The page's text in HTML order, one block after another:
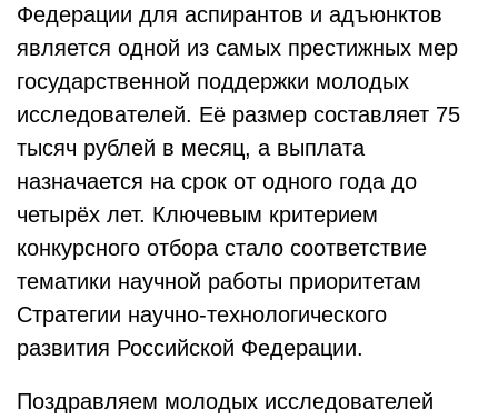
Федерации для аспирантов и адъюнктов
является одной из самых престижных мер
государственной поддержки молодых
исследователей. Её размер составляет 75
тысяч рублей в месяц, а выплата
назначается на срок от одного года до
четырёх лет. Ключевым критерием
конкурсного отбора стало соответствие
тематики научной работы приоритетам
Стратегии научно-технологического
развития Российской Федерации.
Поздравляем молодых исследователей